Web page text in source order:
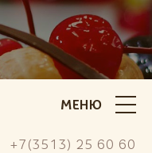
МЕНЮ
+7(3513) 25 60 60